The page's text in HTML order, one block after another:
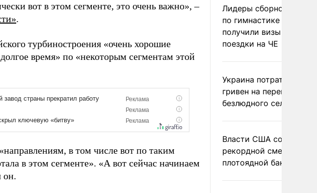
вот в этом сегменте, это очень важно», –
.
турбиностроения «очень хорошие
время» по «некоторым сегментам этой
в том числе вот по таким
в этом сегменте». «А вот сейчас начинаем
он.
Лидеры сборной
по гимнастике не
получили визы для
поездки на ЧЕ
Украина потратила 1
гривен на
безлюдного села
Власти США сообщили
рекордной смертности
плотоядной бактерии